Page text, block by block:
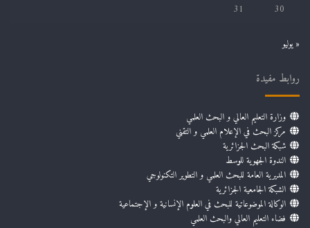
30
31
« يوليو
روابط مفيدة
وزارة التعليم العالي و البحث العلمي
مركز البحث في الإعلام العلمي و التقني
شبكة البحث الجزائرية
الندوة الجهوية للوسط
المديرية العامة للبحث العلمي و التطوير التكنولوجي
الشبكة الجامعية الجزائرية
الوكالة الموضوعاتية للبحث في العلوم الإنسانية و الإجتماعية
فضاء التعليم العالي والبحث العلمي